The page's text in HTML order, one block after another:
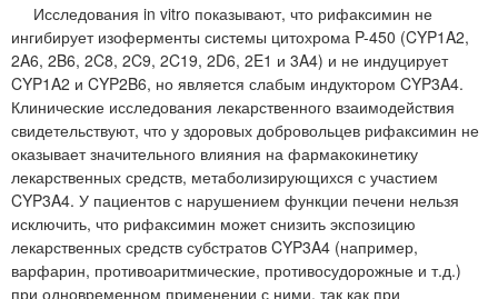
Исследования in vitro показывают, что рифаксимин не
ингибирует изоферменты системы цитохрома P-450 (CYP1A2,
2A6, 2B6, 2C8, 2C9, 2C19, 2D6, 2E1 и 3A4) и не индуцирует
CYP1A2 и CYP2B6, но является слабым индуктором CYP3A4.
Клинические исследования лекарственного взаимодействия
свидетельствуют, что у здоровых добровольцев рифаксимин не
оказывает значительного влияния на фармакокинетику
лекарственных средств, метаболизирующихся с участием
CYP3A4. У пациентов с нарушением функции печени нельзя
исключить, что рифаксимин может снизить экспозицию
лекарственных средств субстратов CYP3A4 (например,
варфарин, противоаритмические, противосудорожные и т.д.)
при одновременном применении с ними, так как при